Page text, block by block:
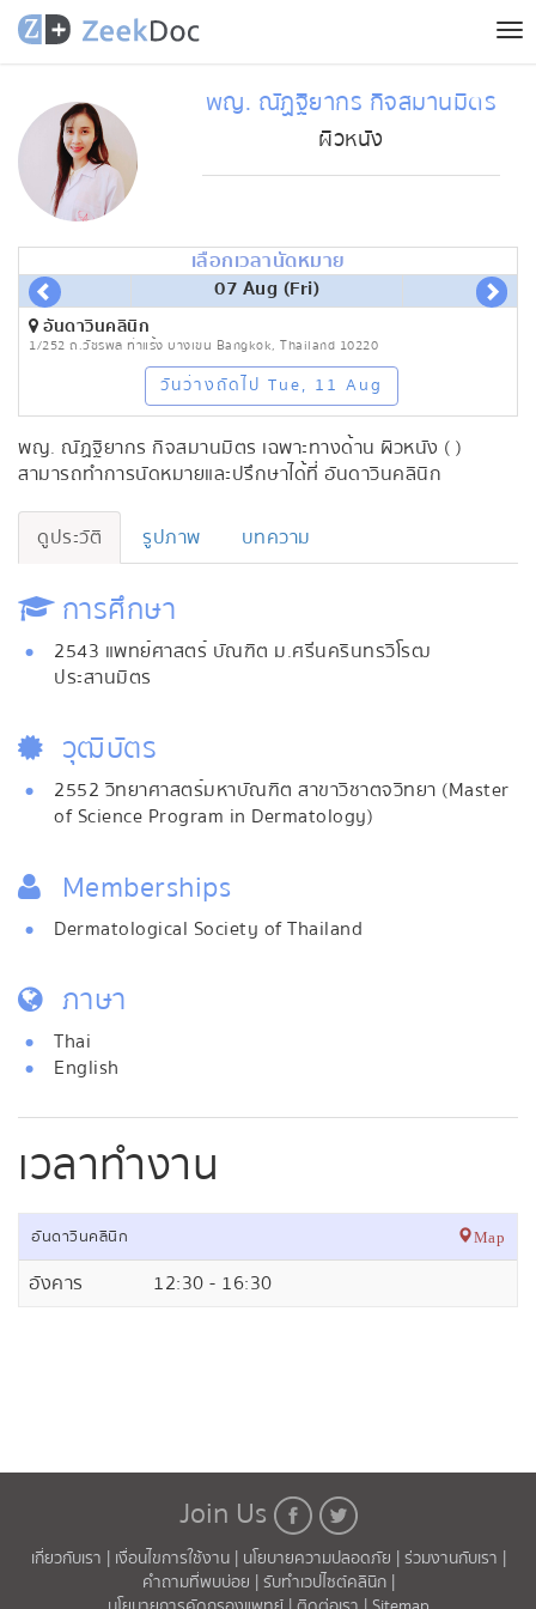
พญ. ณัฏฐิยากร กิจสมานมิตร
ผิวหนัง
เลือกเวลานัดหมาย
07 Aug (Fri)
อันดาวินคลินิก
1/252 ถ.วัชรพล ท่าแร้ง บางเขน Bangkok, Thailand 10220
วันว่างถัดไป Tue, 11 Aug
พญ. ณัฏฐิยากร กิจสมานมิตร เฉพาะทางด้าน ผิวหนัง ( )
สามารถทำการนัดหมายและปรึกษาได้ที่ อันดาวินคลินิก
ดูประวัติ รูปภาพ บทความ
การศึกษา
2543 แพทย์ศาสตร์ บัณฑิต ม.ศรีนครินทรวิโรฒ
ประสานมิตร
วุฒิบัตร
2552 วิทยาศาสตร์มหาบัณฑิต สาขาวิชาตจวิทยา (Master
of Science Program in Dermatology)
Memberships
Dermatological Society of Thailand
ภาษา
Thai
English
เวลาทำงาน
อันดาวินคลินิก Map
อังคาร 12:30 - 16:30
Join Us
เกี่ยวกับเรา | เงื่อนไขการใช้งาน | นโยบายความปลอดภัย |ร่วมงานกับเรา |
คำถามที่พบบ่อย |รับทำเวปไซต์คลินิก |